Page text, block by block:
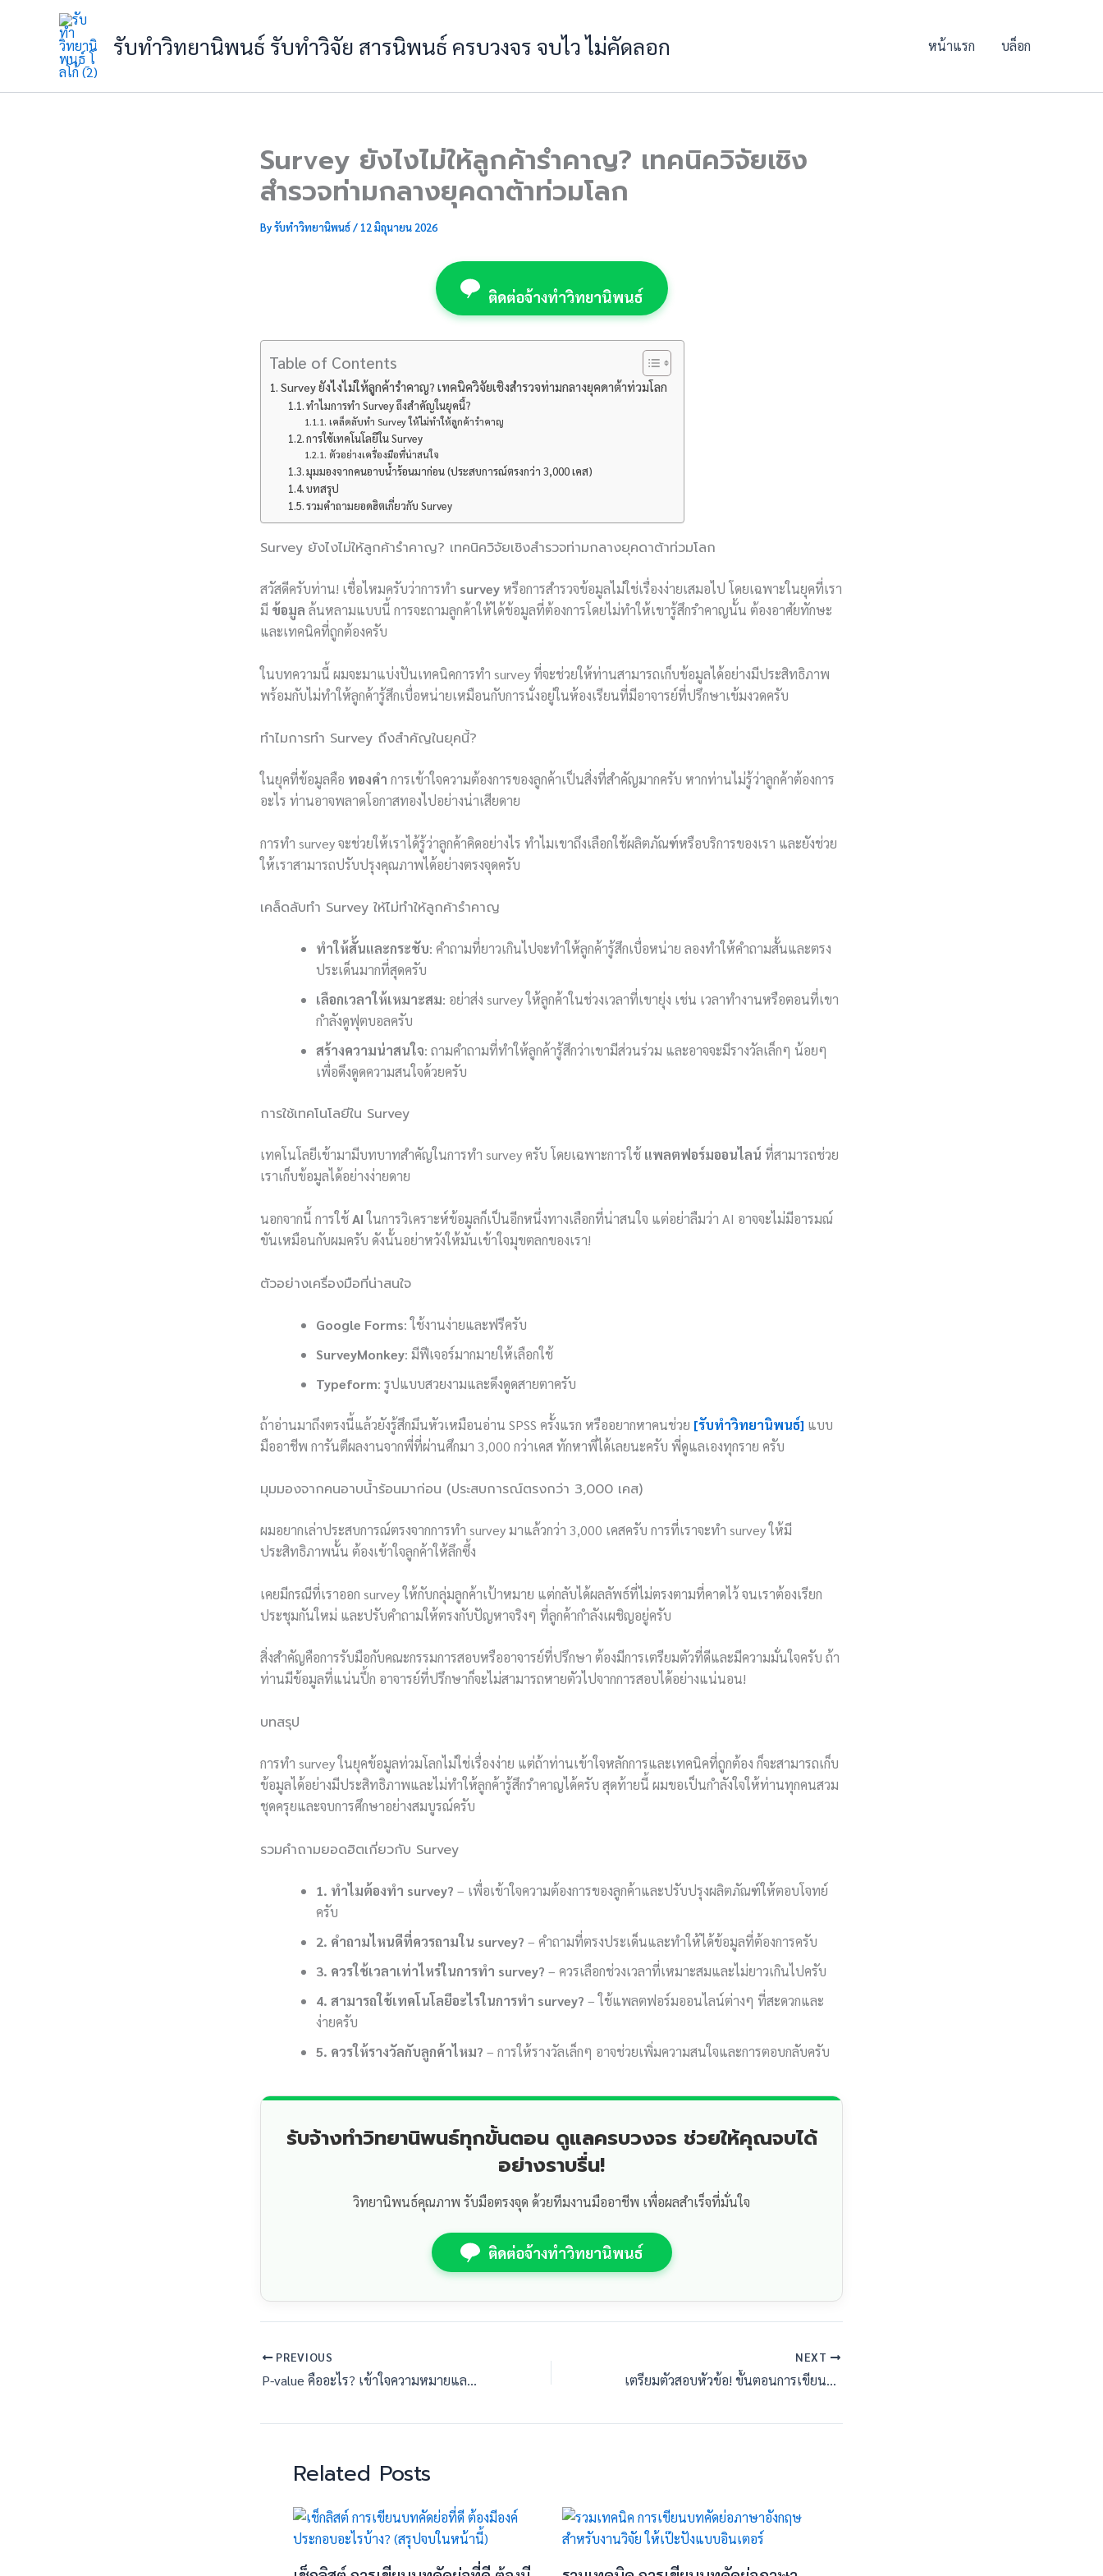
รับทำวิทยานิพนธ์ รับทำวิจัย สารนิพนธ์ ครบวงจร จบไว ไม่คัดลอก หน้าแรก บล็อก
Survey ยังไงไม่ให้ลูกค้ารำคาญ? เทคนิควิจัยเชิง
สำรวจท่ามกลางยุคดาต้าท่วมโลก
Byรับทำวิทยานิพนธ์/ 12 มิถุนายน 2026
ติดต่อจ้างทำวิทยานิพนธ์
Table of Contents
Survey ยังไงไม่ให้ลูกค้ารำคาญ? เทคนิควิจัยเชิงสำรวจท่ามกลางยุคดาต้าท่วมโลก
ทำไมการทำ Survey ถึงสำคัญในยุคนี้?
เคล็ดลับทำ Survey ให้ไม่ทำให้ลูกค้ารำคาญ
การใช้เทคโนโลยีใน Survey
ตัวอย่างเครื่องมือที่น่าสนใจ
มุมมองจากคนอาบน้ำร้อนมาก่อน (ประสบการณ์ตรงกว่า 3,000 เคส)
บทสรุป
รวมคำถามยอดฮิตเกี่ยวกับ Survey
Survey ยังไงไม่ให้ลูกค้ารำคาญ? เทคนิควิจัยเชิงสำรวจท่ามกลางยุคดาต้าท่วมโลก
สวัสดีครับท่าน! เชื่อไหมครับว่าการทำ surveyหรือการสำรวจข้อมูลไม่ใช่เรื่องง่ายเสมอไป โดยเฉพาะในยุคที่เรา
มี ข้อมูล ล้นหลามแบบนี้ การจะถามลูกค้าให้ได้ข้อมูลที่ต้องการโดยไม่ทำให้เขารู้สึกรำคาญนั้น ต้องอาศัยทักษะ
และเทคนิคที่ถูกต้องครับ
ในบทความนี้ ผมจะมาแบ่งปันเทคนิคการทำ survey ที่จะช่วยให้ท่านสามารถเก็บข้อมูลได้อย่างมีประสิทธิภาพ
พร้อมกับไม่ทำให้ลูกค้ารู้สึกเบื่อหน่ายเหมือนกับการนั่งอยู่ในห้องเรียนที่มีอาจารย์ที่ปรึกษาเข้มงวดครับ
ทำไมการทำ Survey ถึงสำคัญในยุคนี้?
ในยุคที่ข้อมูลคือ ทองคำ การเข้าใจความต้องการของลูกค้าเป็นสิ่งที่สำคัญมากครับ หากท่านไม่รู้ว่าลูกค้าต้องการ
อะไร ท่านอาจพลาดโอกาสทองไปอย่างน่าเสียดาย
การทำ survey จะช่วยให้เราได้รู้ว่าลูกค้าคิดอย่างไร ทำไมเขาถึงเลือกใช้ผลิตภัณฑ์หรือบริการของเรา และยังช่วย
ให้เราสามารถปรับปรุงคุณภาพได้อย่างตรงจุดครับ
เคล็ดลับทำ Survey ให้ไม่ทำให้ลูกค้ารำคาญ
ทำให้สั้นและกระชับ: คำถามที่ยาวเกินไปจะทำให้ลูกค้ารู้สึกเบื่อหน่าย ลองทำให้คำถามสั้นและตรง
ประเด็นมากที่สุดครับ
เลือกเวลาให้เหมาะสม: อย่าส่ง survey ให้ลูกค้าในช่วงเวลาที่เขายุ่ง เช่น เวลาทำงานหรือตอนที่เขา
กำลังดูฟุตบอลครับ
สร้างความน่าสนใจ: ถามคำถามที่ทำให้ลูกค้ารู้สึกว่าเขามีส่วนร่วม และอาจจะมีรางวัลเล็กๆ น้อยๆ
เพื่อดึงดูดความสนใจด้วยครับ
การใช้เทคโนโลยีใน Survey
เทคโนโลยีเข้ามามีบทบาทสำคัญในการทำ survey ครับ โดยเฉพาะการใช้ แพลตฟอร์มออนไลน์ ที่สามารถช่วย
เราเก็บข้อมูลได้อย่างง่ายดาย
นอกจากนี้ การใช้AIในการวิเคราะห์ข้อมูลก็เป็นอีกหนึ่งทางเลือกที่น่าสนใจ แต่อย่าลืมว่า AI อาจจะไม่มีอารมณ์
ขันเหมือนกับผมครับ ดังนั้นอย่าหวังให้มันเข้าใจมุขตลกของเรา!
ตัวอย่างเครื่องมือที่น่าสนใจ
Google Forms: ใช้งานง่ายและฟรีครับ
SurveyMonkey: มีฟีเจอร์มากมายให้เลือกใช้
Typeform: รูปแบบสวยงามและดึงดูดสายตาครับ
ถ้าอ่านมาถึงตรงนี้แล้วยังรู้สึกมึนหัวเหมือนอ่าน SPSS ครั้งแรก หรืออยากหาคนช่วย [รับทำวิทยานิพนธ์] แบบ
มืออาชีพ การันตีผลงานจากพี่ที่ผ่านศึกมา 3,000 กว่าเคส ทักหาพี่ได้เลยนะครับ พี่ดูแลเองทุกราย ครับ
มุมมองจากคนอาบน้ำร้อนมาก่อน (ประสบการณ์ตรงกว่า 3,000 เคส)
ผมอยากเล่าประสบการณ์ตรงจากการทำ survey มาแล้วกว่า 3,000 เคสครับ การที่เราจะทำ survey ให้มี
ประสิทธิภาพนั้น ต้องเข้าใจลูกค้าให้ลึกซึ้ง
เคยมีกรณีที่เราออก survey ให้กับกลุ่มลูกค้าเป้าหมาย แต่กลับได้ผลลัพธ์ที่ไม่ตรงตามที่คาดไว้ จนเราต้องเรียก
ประชุมกันใหม่ และปรับคำถามให้ตรงกับปัญหาจริงๆ ที่ลูกค้ากำลังเผชิญอยู่ครับ
สิ่งสำคัญคือการรับมือกับคณะกรรมการสอบหรืออาจารย์ที่ปรึกษา ต้องมีการเตรียมตัวที่ดีและมีความมั่นใจครับ ถ้า
ท่านมีข้อมูลที่แน่นปึ้ก อาจารย์ที่ปรึกษาก็จะไม่สามารถหายตัวไปจากการสอบได้อย่างแน่นอน!
บทสรุป
การทำ survey ในยุคข้อมูลท่วมโลกไม่ใช่เรื่องง่าย แต่ถ้าท่านเข้าใจหลักการและเทคนิคที่ถูกต้อง ก็จะสามารถเก็บ
ข้อมูลได้อย่างมีประสิทธิภาพและไม่ทำให้ลูกค้ารู้สึกรำคาญได้ครับ สุดท้ายนี้ ผมขอเป็นกำลังใจให้ท่านทุกคนสวม
ชุดครุยและจบการศึกษาอย่างสมบูรณ์ครับ
รวมคำถามยอดฮิตเกี่ยวกับ Survey
1. ทำไมต้องทำ survey? – เพื่อเข้าใจความต้องการของลูกค้าและปรับปรุงผลิตภัณฑ์ให้ตอบโจทย์
ครับ
2. คำถามไหนดีที่ควรถามใน survey? – คำถามที่ตรงประเด็นและทำให้ได้ข้อมูลที่ต้องการครับ
3. ควรใช้เวลาเท่าไหร่ในการทำ survey? – ควรเลือกช่วงเวลาที่เหมาะสมและไม่ยาวเกินไปครับ
4. สามารถใช้เทคโนโลยีอะไรในการทำ survey? – ใช้แพลตฟอร์มออนไลน์ต่างๆ ที่สะดวกและ
ง่ายครับ
5. ควรให้รางวัลกับลูกค้าไหม? – การให้รางวัลเล็กๆ อาจช่วยเพิ่มความสนใจและการตอบกลับครับ
รับจ้างทำวิทยานิพนธ์ทุกขั้นตอน ดูแลครบวงจร ช่วยให้คุณจบได้
อย่างราบรื่น!
วิทยานิพนธ์คุณภาพ รับมือตรงจุด ด้วยทีมงานมืออาชีพ เพื่อผลสำเร็จที่มั่นใจ
ติดต่อจ้างทำวิทยานิพนธ์
PREVIOUS
P-value คืออะไร? เข้าใจความหมายและการแปลผลสถิติใน SPSS ให้ถูกต้องตามหลัก
NEXT
เตรียมตัวสอบหัวข้อ! ขั้นตอนการเขียนโครงร่างวิจัยยังไงให้กรรมการอนุมัติทันที
Related Posts